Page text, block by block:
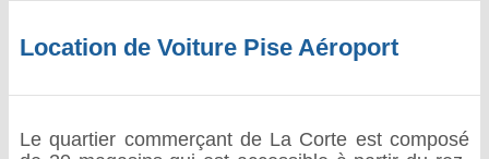
Location de Voiture Pise Aéroport
Le quartier commerçant de La Corte est composé